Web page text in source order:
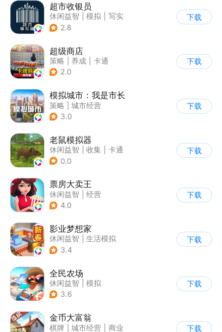
超市收银员
休闲益智 模拟
写实
| 店铺经营
2.8
下载
超级商店
策略 养成
卡通
| 休闲益智
2.0
下载
模拟城市：我是市长
策略
城市经营
| 模拟城市
3.0
下载
老鼠模拟器
休闲益智 收集
卡通
| 62游戏
0.0
下载
票房大卖王
休闲益智
经营
| 演艺圈
4.0
下载
影业梦想家
休闲益智
生活模拟
| 演艺圈
3.4
下载
全民农场
休闲益智
模拟
| 田园生活
3.6
下载
金币大富翁
棋牌 城市经营
商业
下载